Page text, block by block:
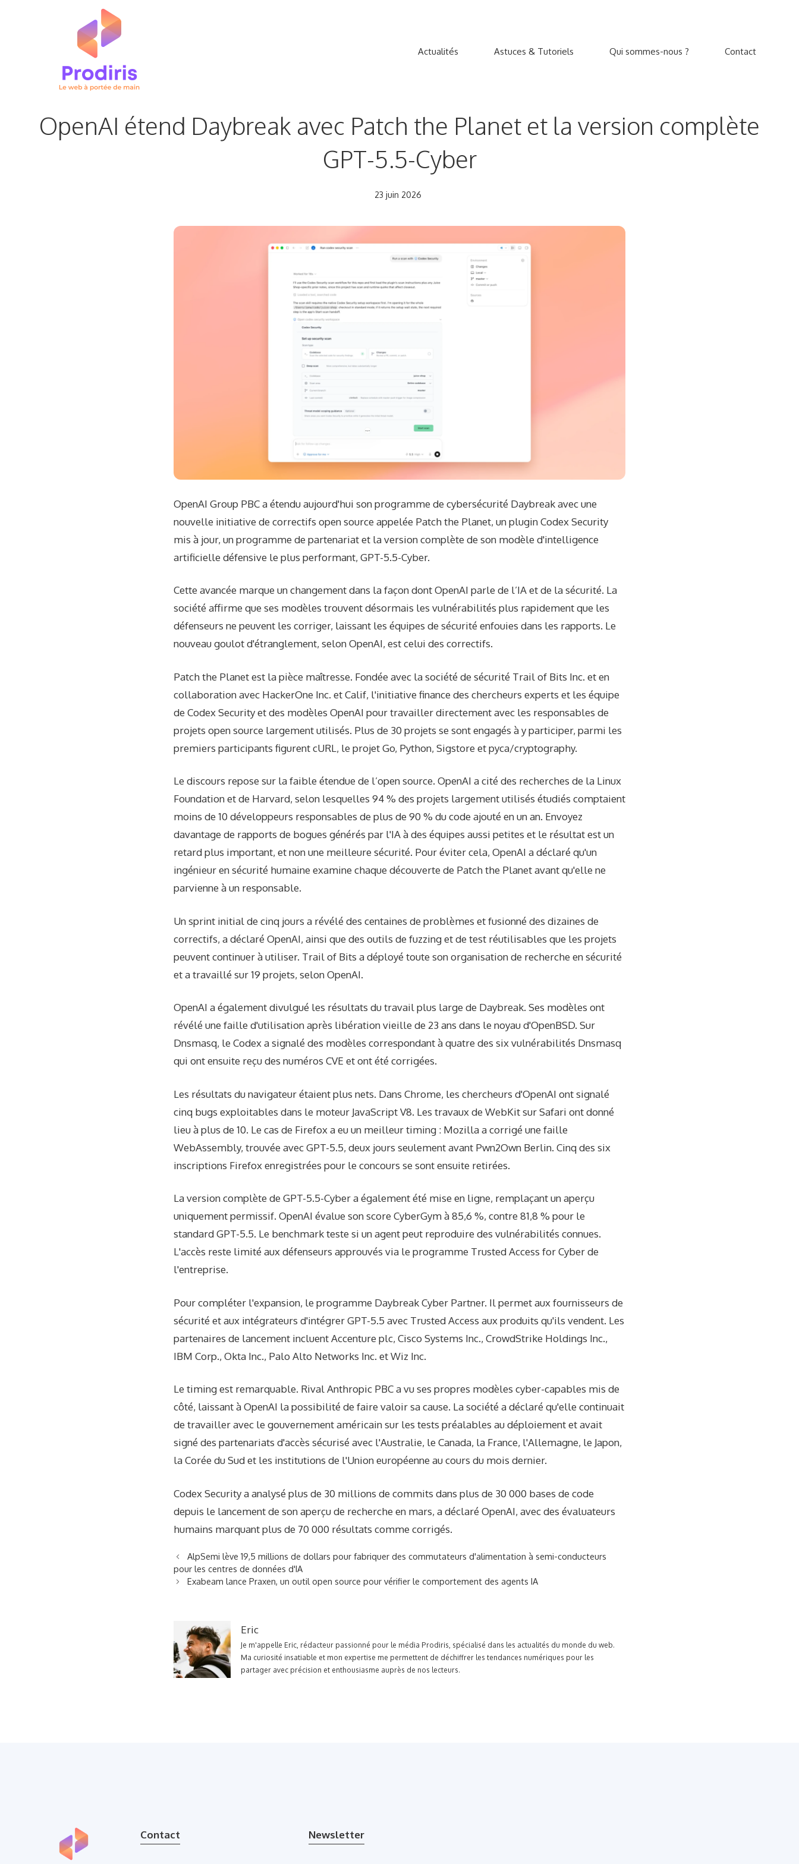
Actualités Astuces & Tutoriels Qui sommes-nous ? Contact
OpenAI étend Daybreak avec Patch the Planet et la version complète
GPT-5.5-Cyber
23 juin 2026
OpenAI Group PBC a étendu aujourd'hui son programme de cybersécurité Daybreak avec une
nouvelle initiative de correctifs open source appelée Patch the Planet, un plugin Codex Security
mis à jour, un programme de partenariat et la version complète de son modèle d'intelligence
artificielle défensive le plus performant, GPT-5.5-Cyber.
Cette avancée marque un changement dans la façon dont OpenAI parle de l’IA et de la sécurité. La
société affirme que ses modèles trouvent désormais les vulnérabilités plus rapidement que les
défenseurs ne peuvent les corriger, laissant les équipes de sécurité enfouies dans les rapports. Le
nouveau goulot d'étranglement, selon OpenAI, est celui des correctifs.
Patch the Planet est la pièce maîtresse. Fondée avec la société de sécurité Trail of Bits Inc. et en
collaboration avec HackerOne Inc. et Calif, l'initiative finance des chercheurs experts et les équipe
de Codex Security et des modèles OpenAI pour travailler directement avec les responsables de
projets open source largement utilisés. Plus de 30 projets se sont engagés à y participer, parmi les
premiers participants figurent cURL, le projet Go, Python, Sigstore et pyca/cryptography.
Le discours repose sur la faible étendue de l’open source. OpenAI a cité des recherches de la Linux
Foundation et de Harvard, selon lesquelles 94 % des projets largement utilisés étudiés comptaient
moins de 10 développeurs responsables de plus de 90 % du code ajouté en un an. Envoyez
davantage de rapports de bogues générés par l'IA à des équipes aussi petites et le résultat est un
retard plus important, et non une meilleure sécurité. Pour éviter cela, OpenAI a déclaré qu'un
ingénieur en sécurité humaine examine chaque découverte de Patch the Planet avant qu'elle ne
parvienne à un responsable.
Un sprint initial de cinq jours a révélé des centaines de problèmes et fusionné des dizaines de
correctifs, a déclaré OpenAI, ainsi que des outils de fuzzing et de test réutilisables que les projets
peuvent continuer à utiliser. Trail of Bits a déployé toute son organisation de recherche en sécurité
et a travaillé sur 19 projets, selon OpenAI.
OpenAI a également divulgué les résultats du travail plus large de Daybreak. Ses modèles ont
révélé une faille d'utilisation après libération vieille de 23 ans dans le noyau d'OpenBSD. Sur
Dnsmasq, le Codex a signalé des modèles correspondant à quatre des six vulnérabilités Dnsmasq
qui ont ensuite reçu des numéros CVE et ont été corrigées.
Les résultats du navigateur étaient plus nets. Dans Chrome, les chercheurs d'OpenAI ont signalé
cinq bugs exploitables dans le moteur JavaScript V8. Les travaux de WebKit sur Safari ont donné
lieu à plus de 10. Le cas de Firefox a eu un meilleur timing : Mozilla a corrigé une faille
WebAssembly, trouvée avec GPT-5.5, deux jours seulement avant Pwn2Own Berlin. Cinq des six
inscriptions Firefox enregistrées pour le concours se sont ensuite retirées.
La version complète de GPT-5.5-Cyber ​​a également été mise en ligne, remplaçant un aperçu
uniquement permissif. OpenAI évalue son score CyberGym à 85,6 %, contre 81,8 % pour le
standard GPT-5.5. Le benchmark teste si un agent peut reproduire des vulnérabilités connues.
L'accès reste limité aux défenseurs approuvés via le programme Trusted Access for Cyber ​​de
l'entreprise.
Pour compléter l'expansion, le programme Daybreak Cyber ​​Partner. Il permet aux fournisseurs de
sécurité et aux intégrateurs d'intégrer GPT-5.5 avec Trusted Access aux produits qu'ils vendent. Les
partenaires de lancement incluent Accenture plc, Cisco Systems Inc., CrowdStrike Holdings Inc.,
IBM Corp., Okta Inc., Palo Alto Networks Inc. et Wiz Inc.
Le timing est remarquable. Rival Anthropic PBC a vu ses propres modèles cyber-capables mis de
côté, laissant à OpenAI la possibilité de faire valoir sa cause. La société a déclaré qu'elle continuait
de travailler avec le gouvernement américain sur les tests préalables au déploiement et avait
signé des partenariats d'accès sécurisé avec l'Australie, le Canada, la France, l'Allemagne, le Japon,
la Corée du Sud et les institutions de l'Union européenne au cours du mois dernier.
Codex Security a analysé plus de 30 millions de commits dans plus de 30 000 bases de code
depuis le lancement de son aperçu de recherche en mars, a déclaré OpenAI, avec des évaluateurs
humains marquant plus de 70 000 résultats comme corrigés.
AlpSemi lève 19,5 millions de dollars pour fabriquer des commutateurs d'alimentation à semi-conducteurs
pour les centres de données d'IA
Exabeam lance Praxen, un outil open source pour vérifier le comportement des agents IA
Eric
Je m'appelle Eric, rédacteur passionné pour le média Prodiris, spécialisé dans les actualités du monde du web.
Ma curiosité insatiable et mon expertise me permettent de déchiffrer les tendances numériques pour les
partager avec précision et enthousiasme auprès de nos lecteurs.
Contact Newsletter